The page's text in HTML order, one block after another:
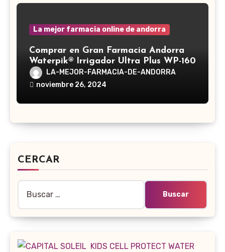
La mejor farmacia online de andorra
Comprar en Gran Farmacia Andorra
Waterpik® Irrigador Ultra Plus WP-160
LA-MEJOR-FARMACIA-DE-ANDORRA
noviembre 26, 2024
CERCAR